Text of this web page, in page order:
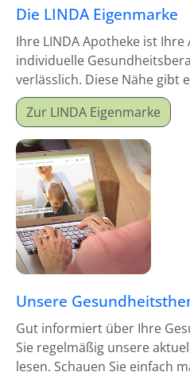
Die LINDA Eigenmarke
Ihre LINDA Apotheke ist
individuelle
verlässlich. Diese Nähe gibt
Hausapotheke!
Zur LINDA Eigenmarke
Unsere
Gut informiert über Ihre
Sie regelmäßig unsere
lesen. Schauen Sie einfach